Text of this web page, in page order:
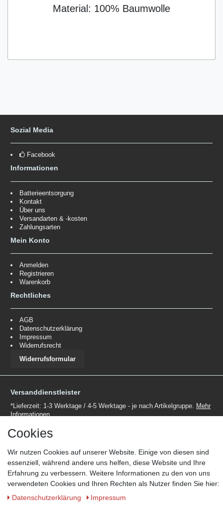
Material: 100% Baumwolle
Sozial Media
Facebook
Informationen
Batterieentsorgung
Kontakt
Über uns
Versandarten & -kosten
Zahlungsarten
Mein Konto
Anmelden
Registrieren
Warenkorb
Rechtliches
AGB
Datenschutzerklärung
Impressum
Widerrufsrecht
Widerrufsformular
Versanddienstleister
*Lieferzeit: 1-3 Werktage / 4-5 Werktage - je nach Artikelgruppe. Mehr
Informationen
Zahlungsmöglichkeiten
Zahlungsarten auszuschließen.Mehr Informationen
Cookies
Wir nutzen Cookies auf unserer Website. Einige von diesen sind
essenziell, während andere uns helfen, diese Website und Ihre
Erfahrung zu verbessern. Weitere Informationen zu den von uns
verwendeten Cookies und Ihren Rechten als Nutzer finden Sie hier:
Daten­schutz­erklärung
Impressum